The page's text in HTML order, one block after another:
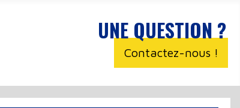
UNE QUESTION ?
Contactez-nous !